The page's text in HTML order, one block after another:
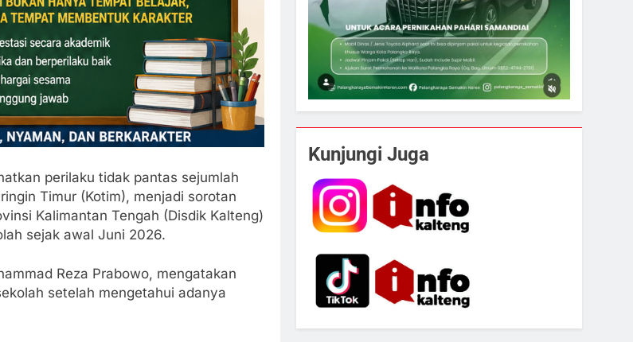
perilaku tidak pantas sejumlah
Timur (Kotim), menjadi sorotan
Kalimantan Tengah (Disdik Kalteng)
sejak awal Juni 2026.
Reza Prabowo, mengatakan
setelah mengetahui adanya
Kunjungi Juga